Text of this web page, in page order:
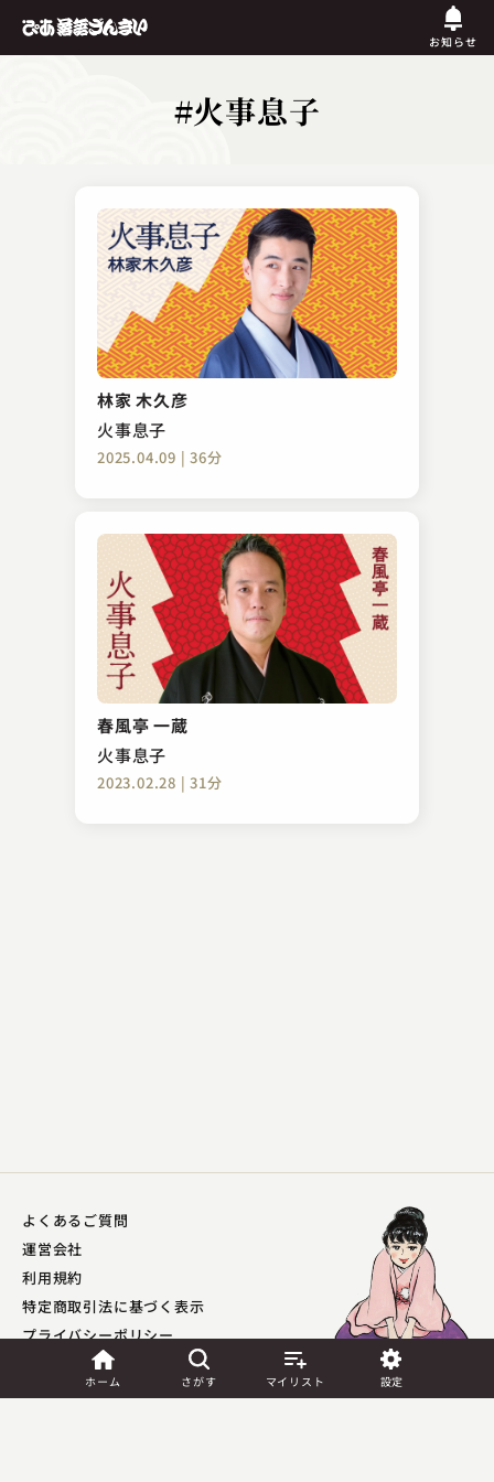
お知らせ
ホーム さがす マイリスト 設定
#火事息子
林家 木久彦
火事息子
2025.04.09 | 36分
春風亭 一蔵
火事息子
2023.02.28 | 31分
よくあるご質問
運営会社
利用規約
特定商取引法に基づく表示
プライバシーポリシー​
外部送信ポリシー